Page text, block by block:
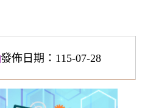
發佈日期：115-07-28